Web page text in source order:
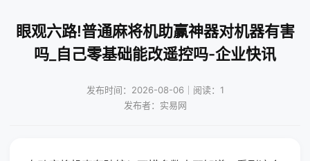
眼观六路!普通麻将机助赢神器对机器有害
吗_自己零基础能改遥控吗-企业快讯
发布时间：2026-08-06｜阅读：1
发布者：实易网